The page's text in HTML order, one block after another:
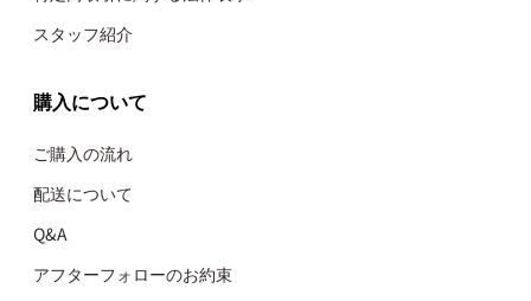
スタッフ紹介
購入について
ご購入の流れ
配送について
Q&A
アフターフォローのお約束